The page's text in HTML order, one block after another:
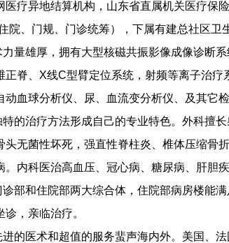
医疗异地结算机构，山东省直属机关医疗保
院、门规、门诊统筹），下属有建总社区
雄厚，拥有大型核磁共振影像成像诊断系
正脊、X线C型臂定位系统，射频等离子治
动血球分析仪、尿、血流变分析仪、及其它检
治疗方法形成自己的专业特色。外科擅长
头无菌性坏死，强直性脊柱炎、椎体压缩骨
。内科医治高血压、冠心病、糖尿病、肝胆
和住院部两大综合体，住院部病房楼能满
，亲临治疗。
医术和超值的服务蜚声海内外。美国、法